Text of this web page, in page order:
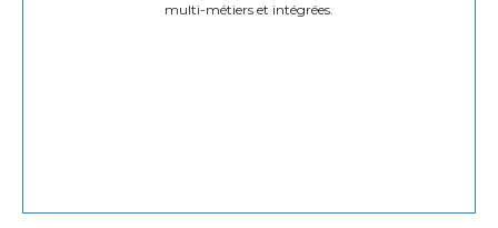
multi-métiers et intégrées.